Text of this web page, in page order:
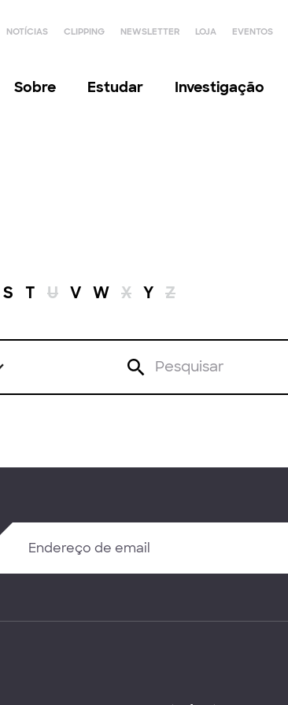
NOTÍCIAS CLIPPING NEWSLETTER LOJA EVENTOS
Sobre Estudar Investigação
S T U V W X Y Z